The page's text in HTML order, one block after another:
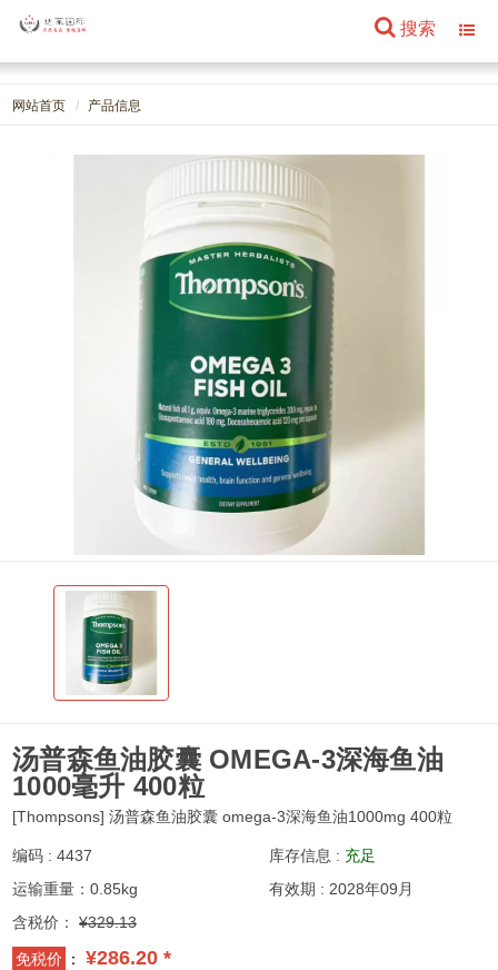
搜索
网站首页 产品信息
汤普森鱼油胶囊 OMEGA-3深海鱼油
1000毫升 400粒
[Thompsons] 汤普森鱼油胶囊 omega-3深海鱼油1000mg 400粒
编码 : 4437 库存信息 : 充足
运输重量：0.85kg
有效期 : 2028年09月
含税价： ¥329.13
免税价 ： ¥286.20 *